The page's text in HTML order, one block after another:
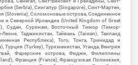
(Serbia), Сингапур (Singapore), Синт-Мартен,
(Slovenia), Соломоновые острова, Соединенное
и Северной Ирландии (United Kingdom of Great
Судан, Суринам, Восточный Тимор (Тимор-
Таджикистан, Тайвань (Taiwan), Таиланд
Республика), Того, Тонга, Тринидад и
Турция (Turkey), Туркменистан, Уганда, Венгрия
Фарерские острова, Фиджи, Филиппины
Франция (France), Французская Полинезия,